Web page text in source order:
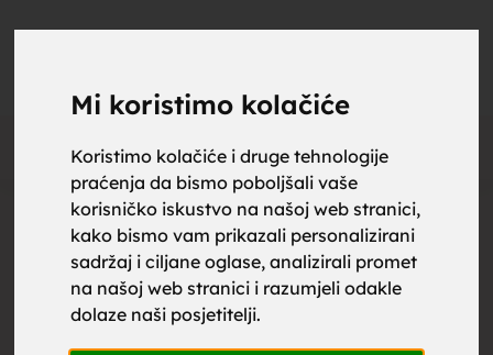
Mi koristimo kolačiće
Koristimo kolačiće i druge tehnologije
praćenja da bismo poboljšali vaše
korisničko iskustvo na našoj web stranici,
kako bismo vam prikazali personalizirani
sadržaj i ciljane oglase, analizirali promet
na našoj web stranici i razumjeli odakle
dolaze naši posjetitelji.
Oglas
upoznaj
za brak,